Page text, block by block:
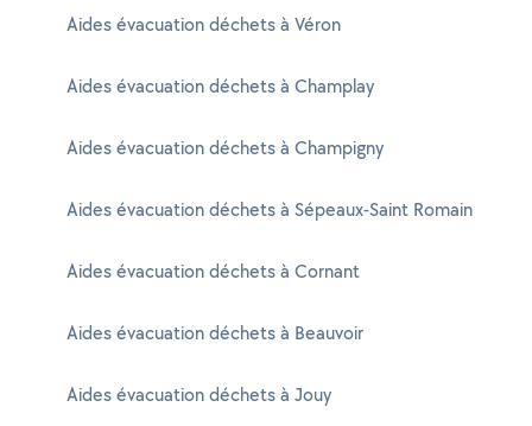
Aides évacuation déchets à Véron
Aides évacuation déchets à Champlay
Aides évacuation déchets à Champigny
Aides évacuation déchets à Sépeaux-Saint Romain
Aides évacuation déchets à Cornant
Aides évacuation déchets à Beauvoir
Aides évacuation déchets à Jouy